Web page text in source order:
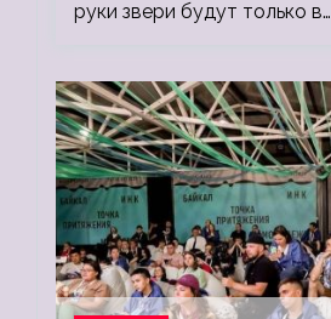
руки звери будут только в…